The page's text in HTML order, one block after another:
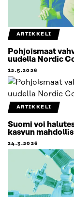
ARTIKKELI
Pohjoismaat
uudella Nordic
12.5.2026
ARTIKKELI
Suomi voi
kasvun
24.3.2026